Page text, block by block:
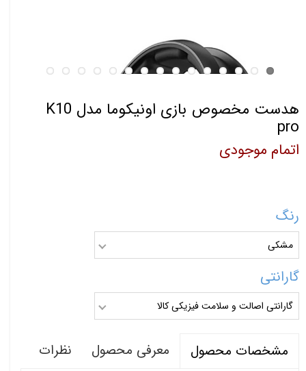
هدست مخصوص بازی اونیکوما مدل K10
pro
اتمام موجودی
رنگ
مشکی
گارانتی
گارانتی اصالت و سلامت فیزیکی کالا
مشخصات محصول معرفی محصول نظرات